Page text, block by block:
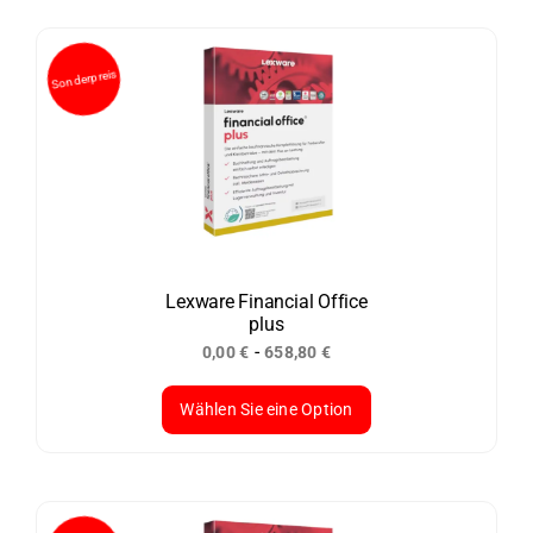
mehrere
Varianten
Optionen
können
der
Produktseite
gewählt
werden
Lexware Financial Office
plus
0,00€ -658,80 €
Wählen Sie eine Option